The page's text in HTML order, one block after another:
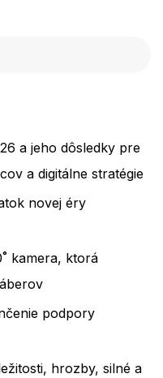
a jeho dôsledky pre
a digitálne stratégie
novej éry
kamera, ktorá
podpory
hrozby, silné a